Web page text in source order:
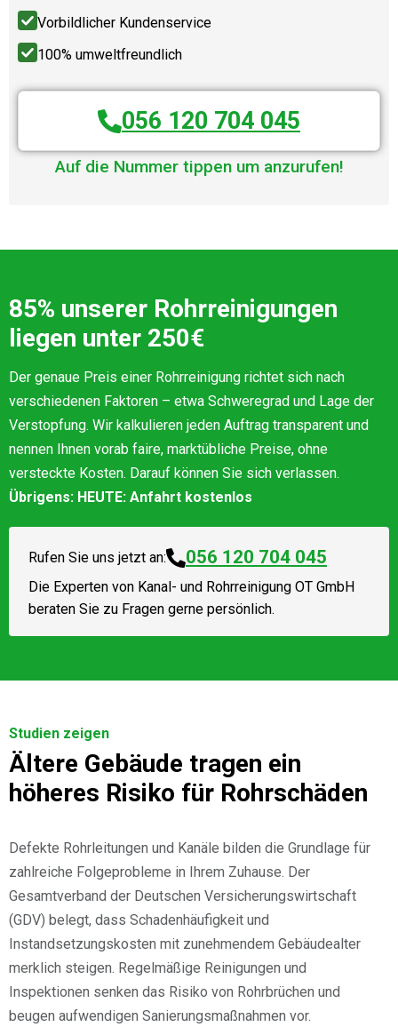
Vorbildlicher Kundenservice
100% umweltfreundlich
056 120 704 045
Auf die Nummer tippen um anzurufen!
85% unserer Rohrreinigungen
liegen unter 250€
Der genaue Preis einer Rohrreinigung richtet sich nach
verschiedenen Faktoren – etwa Schweregrad und Lage der
Verstopfung. Wir kalkulieren jeden Auftrag transparent und
nennen Ihnen vorab faire, marktübliche Preise, ohne
versteckte Kosten. Darauf können Sie sich verlassen.
Übrigens: HEUTE: Anfahrt kostenlos
Rufen Sie uns jetzt an: 056 120 704 045
Die Experten von Kanal- und Rohrreinigung OT GmbH
beraten Sie zu Fragen gerne persönlich.
Studien zeigen
Ältere Gebäude tragen ein
höheres Risiko für Rohrschäden
Defekte Rohrleitungen und Kanäle bilden die Grundlage für
zahlreiche Folgeprobleme in Ihrem Zuhause. Der
Gesamtverband der Deutschen Versicherungswirtschaft
(GDV) belegt, dass Schadenhäufigkeit und
Instandsetzungskosten mit zunehmendem Gebäudealter
merklich steigen. Regelmäßige Reinigungen und
Inspektionen senken das Risiko von Rohrbrüchen und
beugen aufwendigen Sanierungsmaßnahmen vor.